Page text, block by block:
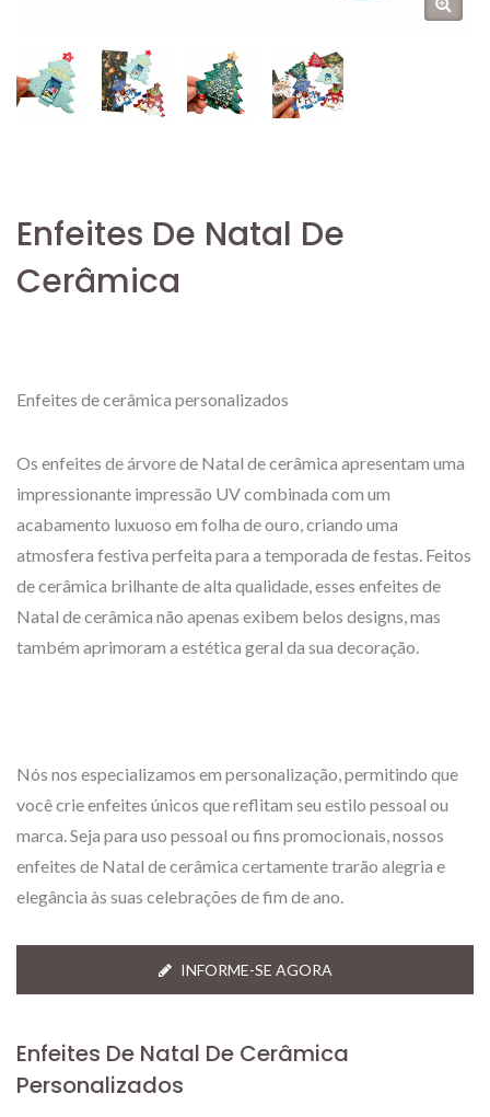
Enfeites De Natal De
Cerâmica
Enfeites de cerâmica personalizados
Os enfeites de árvore de Natal de cerâmica apresentam uma
impressionante impressão UV combinada com um
acabamento luxuoso em folha de ouro, criando uma
atmosfera festiva perfeita para a temporada de festas. Feitos
de cerâmica brilhante de alta qualidade, esses enfeites de
Natal de cerâmica não apenas exibem belos designs, mas
também aprimoram a estética geral da sua decoração.
Nós nos especializamos em personalização, permitindo que
você crie enfeites únicos que reflitam seu estilo pessoal ou
marca. Seja para uso pessoal ou fins promocionais, nossos
enfeites de Natal de cerâmica certamente trarão alegria e
elegância às suas celebrações de fim de ano.
INFORME-SE AGORA
Enfeites De Natal De Cerâmica
Personalizados